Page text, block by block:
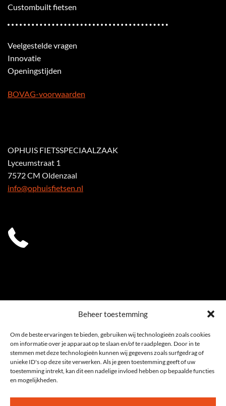
Beheer toestemming
Om de beste ervaringen te bieden, gebruiken wij technologieën zoals cookies
om informatie over je apparaat op te slaan en/of te raadplegen. Door in te
stemmen met deze technologieën kunnen wij gegevens zoals surfgedrag of
unieke ID's op deze site verwerken. Als je geen toestemming geeft of uw
toestemming intrekt, kan dit een nadelige invloed hebben op bepaalde functies
en mogelijkheden.
Custombuilt fietsen
Veelgestelde vragen
Innovatie
Openingstijden
BOVAG-voorwaarden
OPHUIS FIETSSPECIAALZAAK
Lyceumstraat 1
7572 CM Oldenzaal
info@ophuisfietsen.nl
0541 539 353